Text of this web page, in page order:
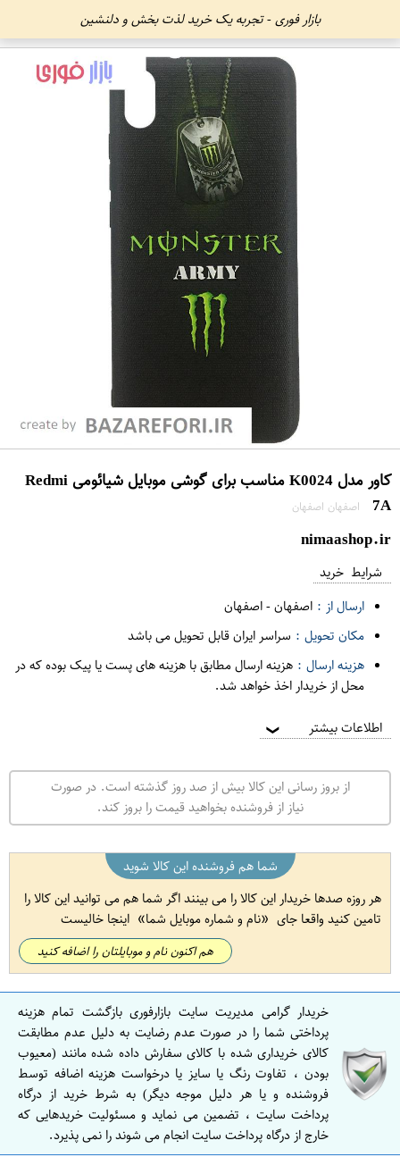
بازار فوری - تجربه یک خرید لذت بخش و دلنشین
کاور مدل K0024 مناسب برای گوشی موبایل شیائومی Redmi
7A
اصفهان اصفهان
nimaashop.ir
شرایط خرید
ارسال از : اصفهان-اصفهان
مکان تحویل : سراسر ایران قابل تحویل می باشد
هزینه ارسال : هزینه ارسال مطابق با هزینه های پست یا پیک بوده که در
محل از خریدار اخذ خواهد شد.
اطلاعات بیشتر ❯
از بروز رسانی این کالا بیش از صد روز گذشته است. در صورت
نیاز از فروشنده بخواهید قیمت را بروز کند.
شما هم فروشنده این کالا شوید
هر روزه صدها خریدار این کالا را می بینند اگر شما هم می توانید این کالا را
تامین کنید واقعا جای
نام و شماره موبایل شما اینجا خالیست
هم اکنون نام و موبایلتان را اضافه کنید
خریدار گرامی مدیریت سایت بازارفوری بازگشت تمام هزینه
پرداختی شما را در صورت عدم رضایت به دلیل عدم مطابقت
کالای خریداری شده با کالای سفارش داده شده مانند (معیوب
بودن ، تفاوت رنگ یا سایز یا درخواست هزینه اضافه توسط
فروشنده و یا هر دلیل موجه دیگر) به شرط خرید از درگاه
پرداخت سایت ، تضمین می نماید و مسئولیت خریدهایی که
خارج از درگاه پرداخت سایت انجام می شوند را نمی پذیرد.